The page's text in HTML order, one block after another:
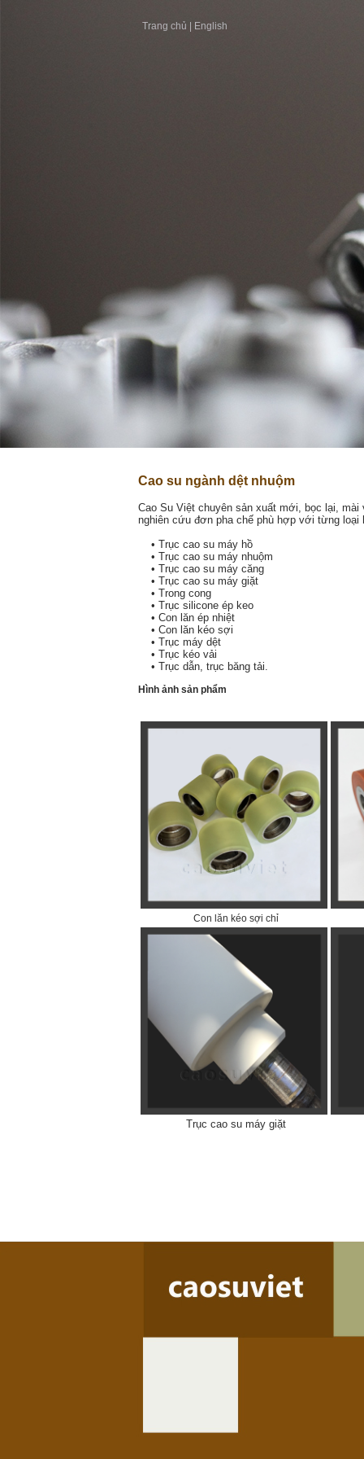
Trang chủ English
Cao su ngành dệt nhuộm
Cao Su Việt chuyên sản xuất mới, bọc lại,
nghiên cứu đơn pha chế phù hợp với từng
• Trục cao su máy hồ
• Trục cao su máy nhuộm
• Trục cao su máy căng
• Trục cao su máy giặt
• Trong cong
• Trục silicone ép keo
• Con lăn ép nhiệt
• Con lăn kéo sợi
• Trục máy dệt
• Trục kéo vải
• Trục dẫn, trục băng tải.
Hình ảnh sản phẩm
Con lăn kéo sợi chỉ
Trục cao su máy giặt